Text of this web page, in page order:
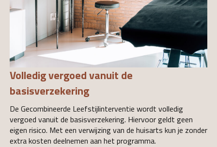
Volledig vergoed vanuit de
basisverzekering
De Gecombineerde Leefstijlinterventie wordt volledig
vergoed vanuit de basisverzekering. Hiervoor geldt geen
eigen risico. Met een verwijzing van de huisarts kun je zonder
extra kosten deelnemen aan het programma.